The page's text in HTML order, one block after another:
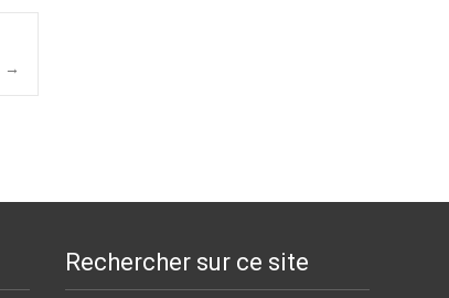
→
Rechercher sur ce site